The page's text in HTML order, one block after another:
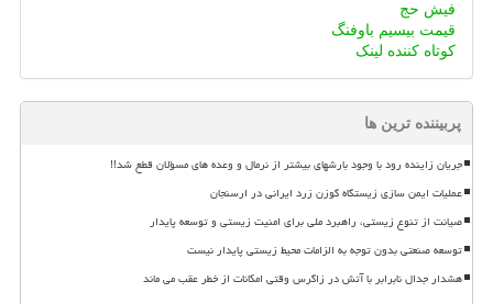
فیش حج
قیمت بیسیم باوفنگ
کوتاه کننده لینک
پربیننده ترین ها
جریان زاینده رود با وجود بارشهای بیشتر از نرمال و وعده های مسؤلان قطع شد!!
عملیات ایمن سازی زیستگاه گوزن زرد ایرانی در ارسنجان
صیانت از تنوع زیستی، راهبرد ملی برای امنیت زیستی و توسعه پایدار
توسعه صنعتی بدون توجه به الزامات محیط زیستی پایدار نیست
هشدار جدال نابرابر با آتش در زاگرس وقتی امکانات از خطر عقب می ماند